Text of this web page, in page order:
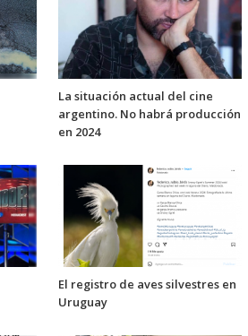
La situación actual del cine
argentino. No habrá producción
en 2024
El registro de aves silvestres en
Uruguay